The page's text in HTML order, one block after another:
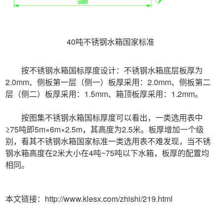
40吨不锈钢水箱国家标准
按不锈钢水箱国标厚度设计：不锈钢水箱底层板厚为
2.0mm、侧板第一层（侧一）板厚采用：2.0mm、侧板第二
层（侧二）板厚采用：1.5mm、箱顶板厚采用：1.2mm。
按图集不锈钢水箱国标厚度可以看出，一类选用表中
≥75吨即5m×6m×2.5m，其高度为2.5米。板厚增加一个级
别，看其不锈钢水箱国家标准一类选用表不难发现，当不锈
钢水箱高度在2米大小在4吨~75吨以下水箱，板厚的配置均
相同。
本文链接：http://www.klesx.com/zhishi/219.html